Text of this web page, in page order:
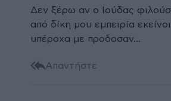
Δεν ξέρω αν ο Ιούδας
από δίκη μου εμπειρία
υπέροχα με προδοσαν...
Απαντήστε